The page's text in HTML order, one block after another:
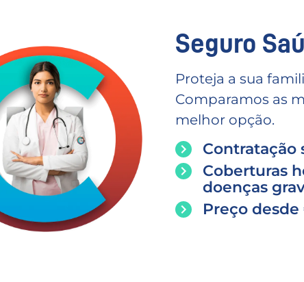
Seguro
Proteja a sua
Comparamos as
melhor opção.
Contratação
Coberturas
doenças
Preço desde